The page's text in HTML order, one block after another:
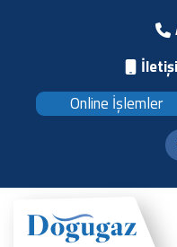
Online İşlemler